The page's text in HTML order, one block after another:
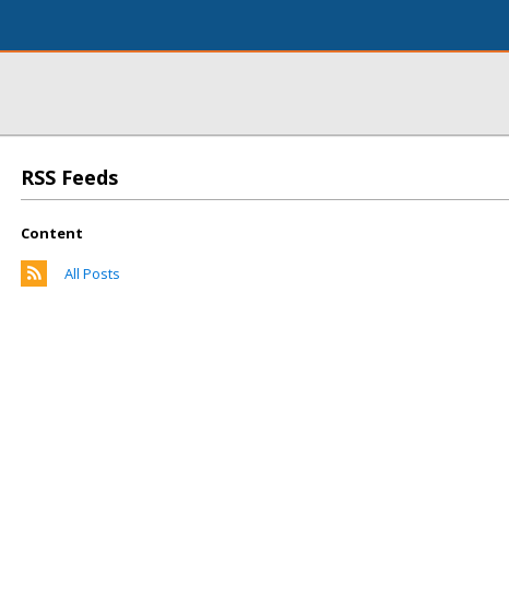
RSS Feeds
Content
All Posts